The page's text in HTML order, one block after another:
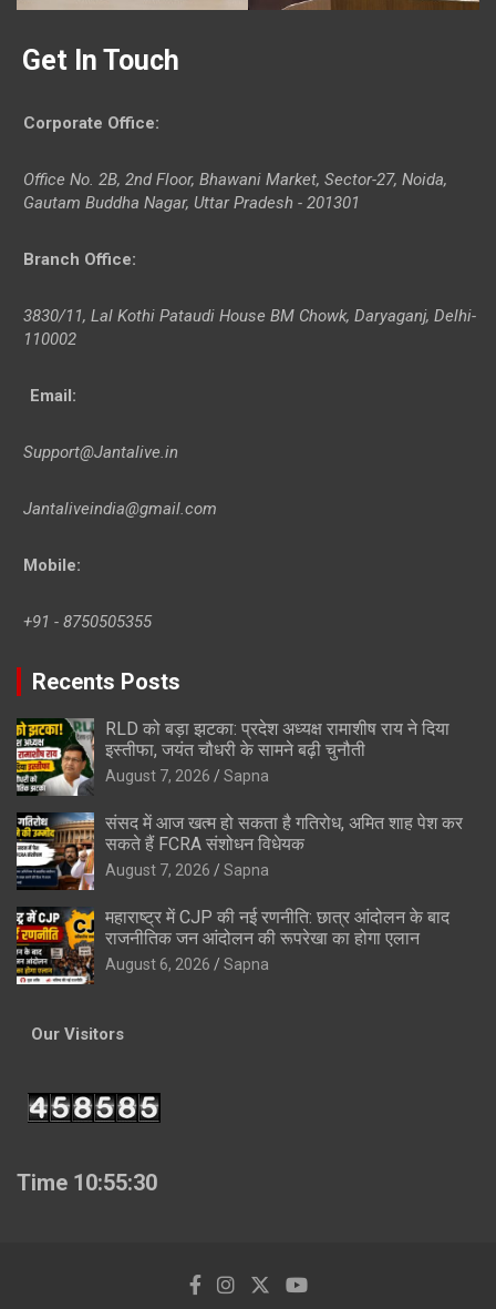
Get In Touch
Corporate Office:
Office No. 2B, 2nd Floor, Bhawani Market, Sector-27, Noida,
Gautam Buddha Nagar, Uttar Pradesh - 201301
Branch Office:
3830/11, Lal Kothi Pataudi House BM Chowk, Daryaganj, Delhi-
110002
Email:
Support@Jantalive.in
Jantaliveindia@gmail.com
Mobile:
+91 - 8750505355
Recents Posts
RLD को बड़ा झटका: प्रदेश अध्यक्ष रामाशीष राय ने दिया
इस्तीफा, जयंत चौधरी के सामने बढ़ी चुनौती
August 7, 2026 Sapna
संसद में आज खत्म हो सकता है गतिरोध, अमित शाह पेश कर
सकते हैं FCRA संशोधन विधेयक
August 7, 2026 Sapna
महाराष्ट्र में CJP की नई रणनीति: छात्र आंदोलन के बाद
राजनीतिक जन आंदोलन की रूपरेखा का होगा एलान
August 6, 2026 Sapna
Our Visitors
Time 10:55:31